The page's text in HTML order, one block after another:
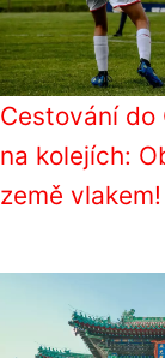
Cestování do
na kolejích:
země vlakem!